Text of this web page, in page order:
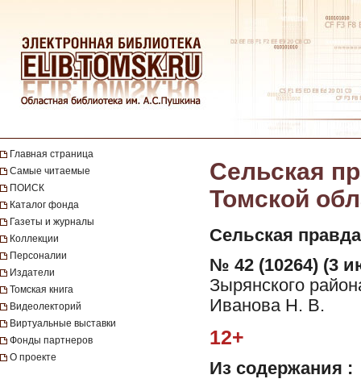
Главная страница
Самые читаемые
ПОИСК
Каталог фонда
Газеты и журналы
Коллекции
Персоналии
Издатели
Томская книга
Видеолекторий
Виртуальные выставки
Фонды партнеров
О проекте
Сельская
Томской
Сельская
№ 42 (10264) (3
Зырянского
Иванова Н. В.
12+
Из содержания :